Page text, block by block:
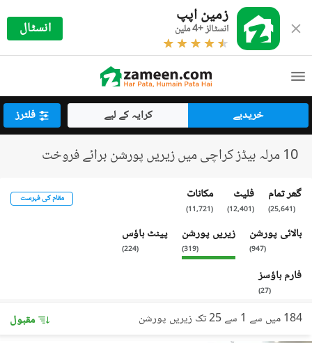
زمین اپپ
انسٹالز +4 ملین انسٹال
خریدیے کرایہ کے لیے فلٹرز
10 مرلہ بیڈز کراچی میں زیریں پورشن برائے فروخت
گھر تمام
(
25,641
)
فلیٹ
(
12,401
)
مکانات
(
11,721
)
بالائی پورشن
(
947
)
زیریں پورشن
(
319
)
پینٹ ہاؤس
(
224
)
فارم ہاؤسز
(
27
)
مقام کی فہرست
184 میں سے 1 سے 25 تک زیریں پورشن مقبول